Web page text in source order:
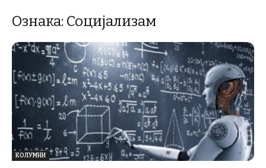
Ознака: Социјализам
КОЛУМНИ